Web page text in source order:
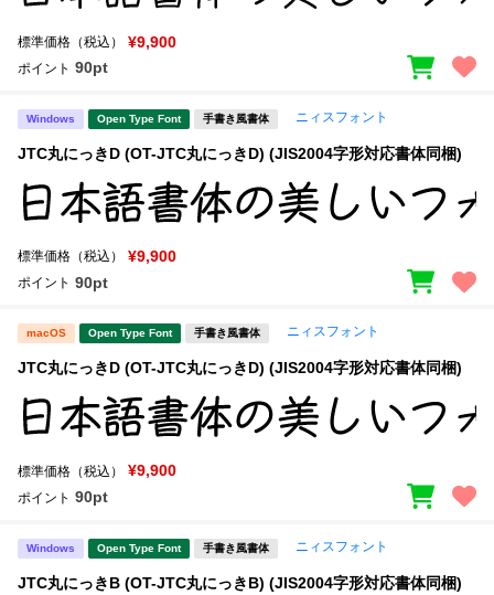
標準価格（税込） ¥9,900
ポイント 90pt
Windows Open Type Font 手書き風書体 ニィスフォント
JTC丸にっきD (OT-JTC丸にっきD) (JIS2004字形対応書体同梱)
標準価格（税込） ¥9,900
ポイント 90pt
macOS Open Type Font 手書き風書体 ニィスフォント
JTC丸にっきD (OT-JTC丸にっきD) (JIS2004字形対応書体同梱)
標準価格（税込） ¥9,900
ポイント 90pt
Windows Open Type Font 手書き風書体 ニィスフォント
JTC丸にっきB (OT-JTC丸にっきB) (JIS2004字形対応書体同梱)